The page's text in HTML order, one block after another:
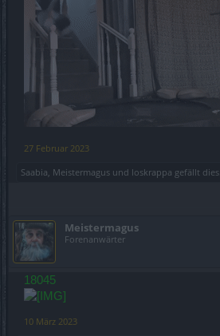
27 Februar 2023
Saabia Meistermagus und loskrappa gefällt dies.
Meistermagus
Forenanwärter
18045
10 März 2023